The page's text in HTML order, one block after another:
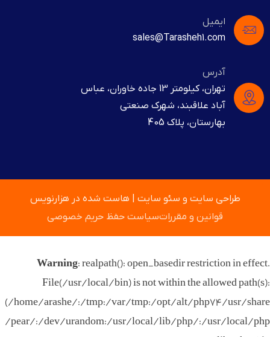
sales@Tarasheh1.com
ایمیل
تهران، کیلومتر 13 جاده خاوران، عباس
آباد علاقبند، شهرک صنعتی
بهارستان، پلاک 405
آدرس
طراحی سایت و سئو سایت هاست شده در هزارنویس
قوانین و مقرراتسیاست حفظ حریم خصوصی
Warning: realpath(): open_basedir restriction in effect.
File(/usr/local/bin) is not within the allowed path(s):
(/home/arashe/:/tmp:/var/tmp:/opt/alt/php74/usr/share
/pear/:/dev/urandom:/usr/local/lib/php/:/usr/local/php